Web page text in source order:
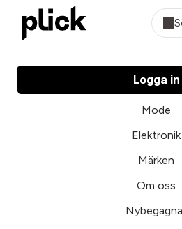
Logga in
Mode
Elektronik
Märken
Om oss